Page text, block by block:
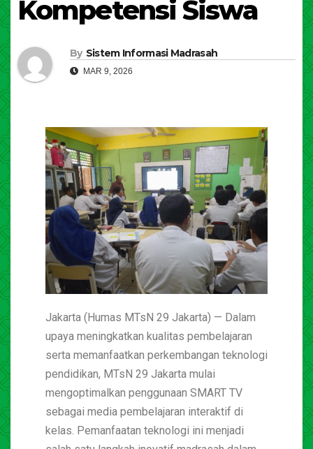
Kompetensi Siswa
By Sistem Informasi Madrasah
MAR 9, 2026
Jakarta (Humas MTsN 29 Jakarta) — Dalam
upaya meningkatkan kualitas pembelajaran
serta memanfaatkan perkembangan teknologi
pendidikan, MTsN 29 Jakarta mulai
mengoptimalkan penggunaan SMART TV
sebagai media pembelajaran interaktif di
kelas. Pemanfaatan teknologi ini menjadi